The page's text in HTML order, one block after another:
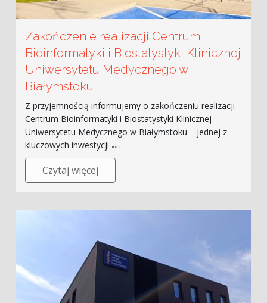
Zakończenie realizacji Centrum
Bioinformatyki i Biostatystyki Klinicznej
Uniwersytetu Medycznego w
Białymstoku
Z przyjemnością informujemy o zakończeniu realizacji
Centrum Bioinformatyki i Biostatystyki Klinicznej
Uniwersytetu Medycznego w Białymstoku – jednej z
kluczowych inwestycji
Czytaj więcej